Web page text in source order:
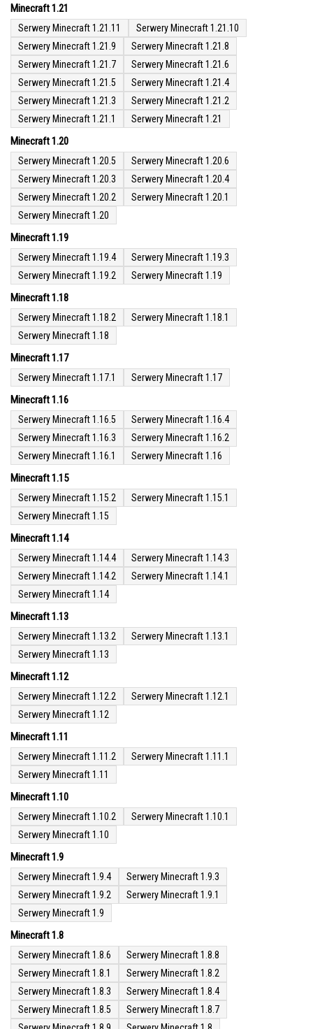
Minecraft 1.21
Serwery Minecraft 1.21.11
Serwery Minecraft 1.21.10
Serwery Minecraft 1.21.9
Serwery Minecraft 1.21.8
Serwery Minecraft 1.21.7
Serwery Minecraft 1.21.6
Serwery Minecraft 1.21.5
Serwery Minecraft 1.21.4
Serwery Minecraft 1.21.3
Serwery Minecraft 1.21.2
Serwery Minecraft 1.21.1
Serwery Minecraft 1.21
Minecraft 1.20
Serwery Minecraft 1.20.5
Serwery Minecraft 1.20.6
Serwery Minecraft 1.20.3
Serwery Minecraft 1.20.4
Serwery Minecraft 1.20.2
Serwery Minecraft 1.20.1
Serwery Minecraft 1.20
Minecraft 1.19
Serwery Minecraft 1.19.4
Serwery Minecraft 1.19.3
Serwery Minecraft 1.19.2
Serwery Minecraft 1.19
Minecraft 1.18
Serwery Minecraft 1.18.2
Serwery Minecraft 1.18.1
Serwery Minecraft 1.18
Minecraft 1.17
Serwery Minecraft 1.17.1 Serwery Minecraft 1.17
Minecraft 1.16
Serwery Minecraft 1.16.5
Serwery Minecraft 1.16.4
Serwery Minecraft 1.16.3
Serwery Minecraft 1.16.2
Serwery Minecraft 1.16.1
Serwery Minecraft 1.16
Minecraft 1.15
Serwery Minecraft 1.15.2
Serwery Minecraft 1.15.1
Serwery Minecraft 1.15
Minecraft 1.14
Serwery Minecraft 1.14.4
Serwery Minecraft 1.14.3
Serwery Minecraft 1.14.2
Serwery Minecraft 1.14.1
Serwery Minecraft 1.14
Minecraft 1.13
Serwery Minecraft 1.13.2
Serwery Minecraft 1.13.1
Serwery Minecraft 1.13
Minecraft 1.12
Serwery Minecraft 1.12.2
Serwery Minecraft 1.12.1
Serwery Minecraft 1.12
Minecraft 1.11
Serwery Minecraft 1.11.2
Serwery Minecraft 1.11.1
Serwery Minecraft 1.11
Minecraft 1.10
Serwery Minecraft 1.10.2
Serwery Minecraft 1.10.1
Serwery Minecraft 1.10
Minecraft 1.9
Serwery Minecraft 1.9.4
Serwery Minecraft 1.9.3
Serwery Minecraft 1.9.2
Serwery Minecraft 1.9.1
Serwery Minecraft 1.9
Minecraft 1.8
Serwery Minecraft 1.8.6
Serwery Minecraft 1.8.8
Serwery Minecraft 1.8.1
Serwery Minecraft 1.8.2
Serwery Minecraft 1.8.3
Serwery Minecraft 1.8.4
Serwery Minecraft 1.8.5
Serwery Minecraft 1.8.7